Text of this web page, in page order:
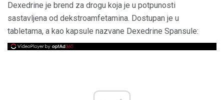
Dexedrine je brend za drogu koja je u potpunosti
sastavljena od dekstroamfetamina. Dostupan je u
tabletama, a kao kapsule nazvane Dexedrine Spansule: